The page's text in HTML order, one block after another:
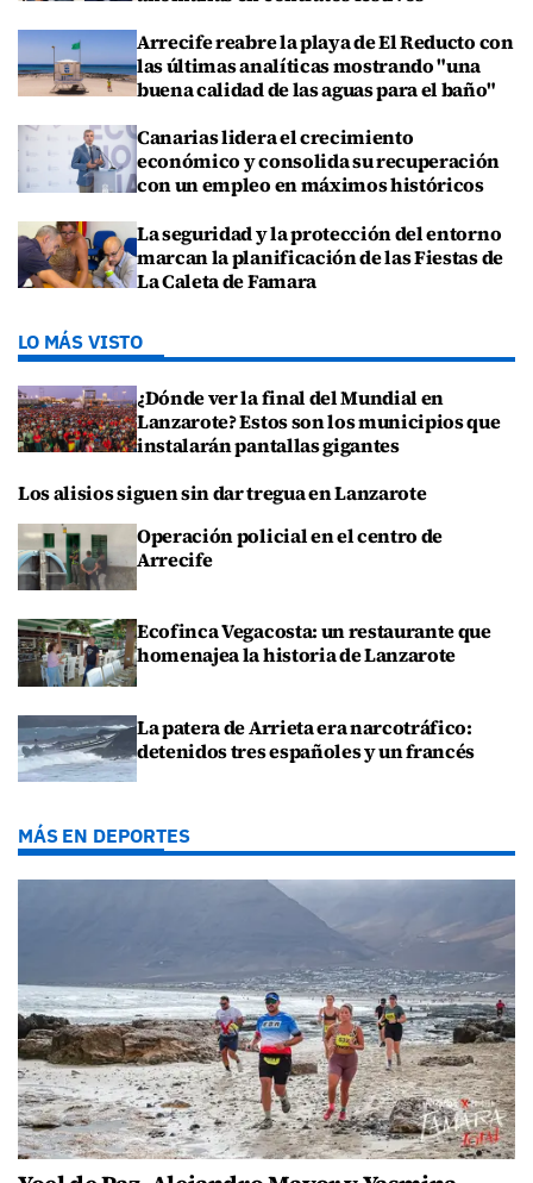
Arrecife reabre la playa de El Reducto con
las últimas analíticas mostrando "una
buena calidad de las aguas para el baño"
Canarias lidera el crecimiento
económico y consolida su recuperación
con un empleo en máximos históricos
La seguridad y la protección del entorno
marcan la planificación de las Fiestas de
La Caleta de Famara
LO MÁS VISTO
¿Dónde ver la final del Mundial en
Lanzarote? Estos son los municipios que
instalarán pantallas gigantes
Los alisios siguen sin dar tregua en Lanzarote
Operación policial en el centro de
Arrecife
Ecofinca Vegacosta: un restaurante que
homenajea la historia de Lanzarote
La patera de Arrieta era narcotráfico:
detenidos tres españoles y un francés
MÁS EN DEPORTES